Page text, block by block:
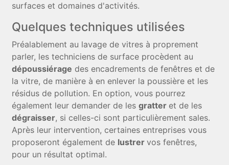
surfaces et domaines d'activités.
Quelques techniques utilisées
Préalablement au lavage de vitres à proprement
parler, les techniciens de surface procèdent au
dépoussiérage des encadrements de fenêtres et de
la vitre, de manière à en enlever la poussière et les
résidus de pollution. En option, vous pourrez
également leur demander de lesgratter et de les
dégraisser, si celles-ci sont particulièrement sales.
Après leur intervention, certaines entreprises vous
proposeront également de lustrervos fenêtres,
pour un résultat optimal.